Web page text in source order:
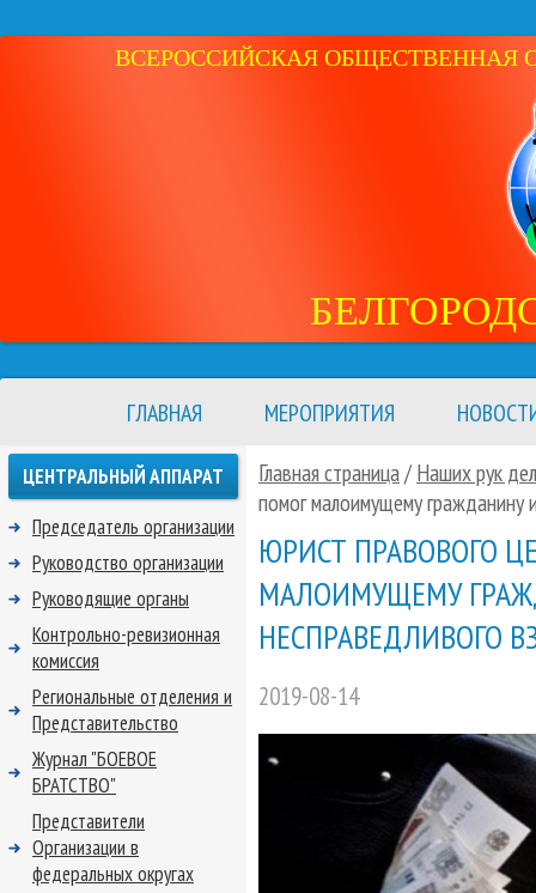
ВСЕРОССИЙСКАЯ ОБЩЕСТВЕННАЯ
ГЛАВНАЯ МЕРОПРИЯТИЯ
Главная страница/ Наших рук
помог малоимущему гражданину
ЮРИСТ ПРАВОВОГО
МАЛОИМУЩЕМУ
НЕСПРАВЕДЛИВОГО
2019-08-14
ЦЕНТРАЛЬНЫЙ АППАРАТ
Председатель организации
Руководство организации
Руководящие органы
Контрольно-ревизионная
комиссия
Региональные отделения и
Представительство
Журнал "БОЕВОЕ
БРАТСТВО"
Представители
Организации в
федеральных округах